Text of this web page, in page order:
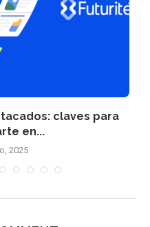
claves para
en...
2025